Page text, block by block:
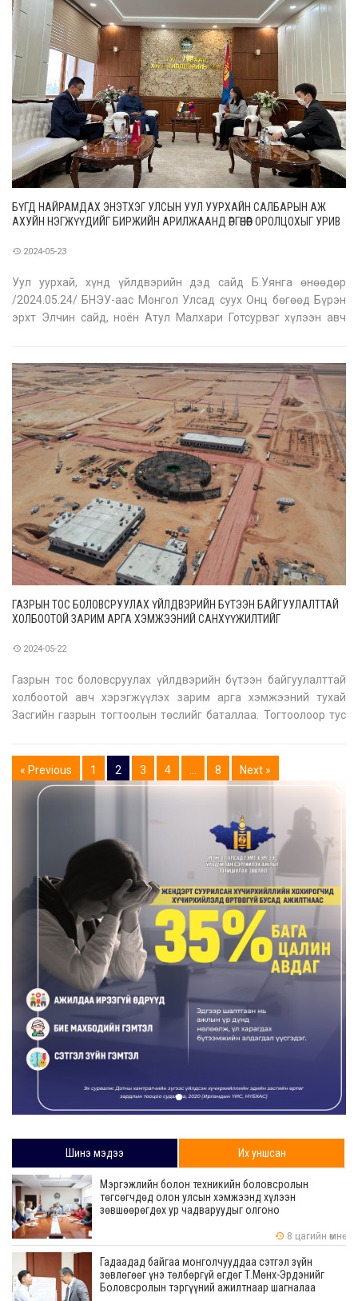
БҮГД НАЙРАМДАХ ЭНЭТХЭГ УЛСЫН УУЛ УУРХАЙН САЛБАРЫН АЖ
АХУЙН НЭГЖҮҮДИЙГ БИРЖИЙН АРИЛЖААНД ӨРГӨНӨӨР ОРОЛЦОХЫГ УРИВ
2024-05-23
Уул уурхай, хүнд үйлдвэрийн дэд сайд Б.Уянга өнөөдөр
/2024.05.24/ БНЭУ-аас Монгол Улсад суух Онц бөгөөд Бүрэн
эрхт Элчин сайд, ноён Атул Малхари Готсурвэг хүлээн авч
амжилт хүсэж,
ГАЗРЫН ТОС БОЛОВСРУУЛАХ ҮЙЛДВЭРИЙН БҮТЭЭН БАЙГУУЛАЛТТАЙ
ХОЛБООТОЙ ЗАРИМ АРГА ХЭМЖЭЭНИЙ САНХҮҮЖИЛТИЙГ
2024-05-22
Газрын тос боловсруулах үйлдвэрийн бүтээн байгуулалттай
холбоотой авч хэрэгжүүлэх зарим арга хэмжээний тухай
Засгийн газрын тогтоолын төслийг баталлаа. Тогтоолоор тус
угсралтын ажлын захиалагч
« Previous 1 2 3 4 … 8 Next »
Шинэ мэдээ Их уншсан
Мэргэжлийн болон техникийн боловсролын
төгсөгчдөд олон улсын хэмжээнд хүлээн
зөвшөөрөгдөх ур чадваруудыг олгоно
8 цагийн өмнө
Гадаадад байгаа монголчууддаа сэтгэл зүйн
зөвлөгөөг үнэ төлбөргүй өгдөг Т.Мөнх-Эрдэнийг
Боловсролын тэргүүний ажилтнаар шагналаа